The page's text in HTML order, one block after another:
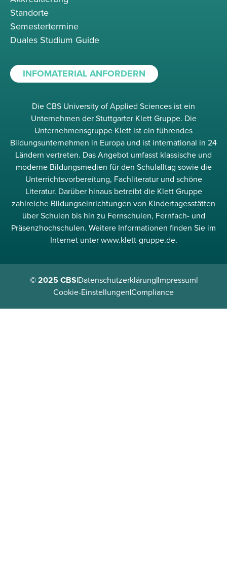
Standorte
Semestertermine
Duales Studium Guide
INFOMATERIAL ANFORDERN
Die CBS University of Applied Sciences ist ein
Unternehmen der Stuttgarter Klett Gruppe. Die
Unternehmensgruppe Klett ist ein führendes
Bildungsunternehmen in Europa und ist international in 24
Ländern vertreten. Das Angebot umfasst klassische und
moderne Bildungsmedien für den Schulalltag sowie die
Unterrichtsvorbereitung, Fachliteratur und schöne
Literatur. Darüber hinaus betreibt die Klett Gruppe
zahlreiche Bildungseinrichtungen von Kindertagesstätten
über Schulen bis hin zu Fernschulen, Fernfach- und
Präsenzhochschulen. Weitere Informationen finden Sie im
Internet unter www.klett-gruppe.de.
© 2025 CBS|Datenschutzerklärung|Impressum|
Cookie-Einstellungen|Compliance